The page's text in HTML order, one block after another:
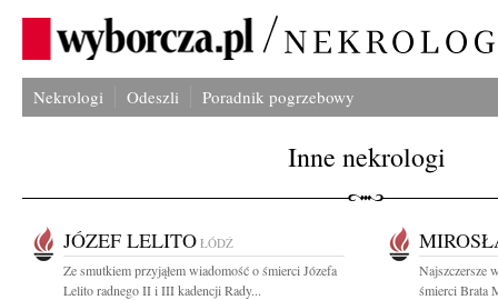
Nekrologi Odeszli Poradnik pogrzebowy
Inne nekrologi
JÓZEF LELITO ŁÓDŹ
Ze smutkiem przyjąłem wiadomość o śmierci Józefa
Lelito radnego II i III kadencji Rady...
Najszczersze
śmierci Brata